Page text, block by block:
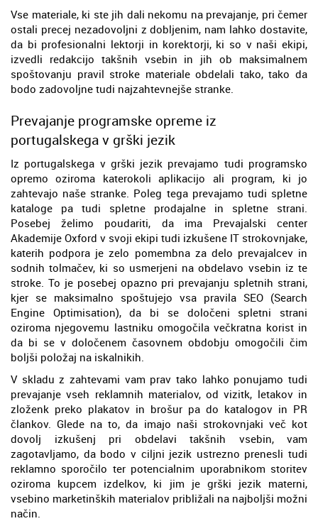
Vse materiale, ki ste jih dali nekomu na prevajanje, pri čemer
ostali precej nezadovoljni z dobljenim, nam lahko dostavite,
da bi profesionalni lektorji in korektorji, ki so v naši ekipi,
izvedli redakcijo takšnih vsebin in jih ob maksimalnem
spoštovanju pravil stroke materiale obdelali tako, tako da
bodo zadovoljne tudi najzahtevnejše stranke.
Prevajanje programske opreme iz
portugalskega v grški jezik
Iz portugalskega v grški jezik prevajamo tudi programsko
opremo oziroma katerokoli aplikacijo ali program, ki jo
zahtevajo naše stranke. Poleg tega prevajamo tudi spletne
kataloge pa tudi spletne prodajalne in spletne strani.
Posebej želimo poudariti, da ima Prevajalski center
Akademije Oxford v svoji ekipi tudi izkušene IT strokovnjake,
katerih podpora je zelo pomembna za delo prevajalcev in
sodnih tolmačev, ki so usmerjeni na obdelavo vsebin iz te
stroke. To je posebej opazno pri prevajanju spletnih strani,
kjer se maksimalno spoštujejo vsa pravila SEO (Search
Engine Optimisation), da bi se določeni spletni strani
oziroma njegovemu lastniku omogočila večkratna korist in
da bi se v določenem časovnem obdobju omogočili čim
boljši položaj na iskalnikih.
V skladu z zahtevami vam prav tako lahko ponujamo tudi
prevajanje vseh reklamnih materialov, od vizitk, letakov in
zloženk preko plakatov in brošur pa do katalogov in PR
člankov. Glede na to, da imajo naši strokovnjaki več kot
dovolj izkušenj pri obdelavi takšnih vsebin, vam
zagotavljamo, da bodo v ciljni jezik ustrezno prenesli tudi
reklamno sporočilo ter potencialnim uporabnikom storitev
oziroma kupcem izdelkov, ki jim je grški jezik materni,
vsebino marketinških materialov približali na najboljši možni
način.